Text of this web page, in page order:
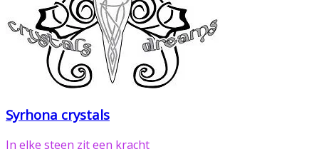
Syrhona crystals
In elke steen zit een kracht